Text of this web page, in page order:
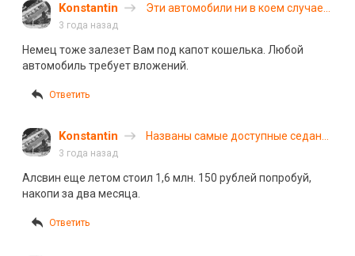
Konstantin
Эти автомобили ни в коем случае
3 года назад
Немец тоже залезет Вам под капот кошелька. Любой
автомобиль требует вложений.
Ответить
Konstantin
Названы самые доступные седаны
3 года назад
Алсвин еще летом стоил 1,6 млн. 150 рублей попробуй,
накопи за два месяца.
Ответить